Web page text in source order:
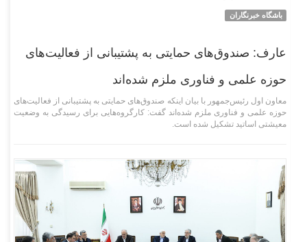
باشگاه خبرنگاران
عارف: صندوق‌های حمایتی به پشتیبانی از فعالیت‌های
حوزه علمی و فناوری ملزم شده‌اند
معاون اول رئیس‌جمهور با بیان اینکه صندوق‌های حمایتی به پشتیبانی از فعالیت‌های
حوزه علمی و فناوری ملزم شده‌اند گفت: کارگروه‌هایی برای رسیدگی به وضعیت
معیشتی اساتید تشکیل شده است.